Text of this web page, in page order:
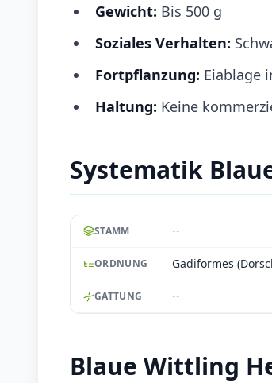
Gewicht: Bis 500 g
Soziales Verhalten:
Fortpflanzung: Eiablage
Haltung: Keine
Systematik
STAMM --
ORDNUNG Gadiformes
GATTUNG --
Blaue Wittling